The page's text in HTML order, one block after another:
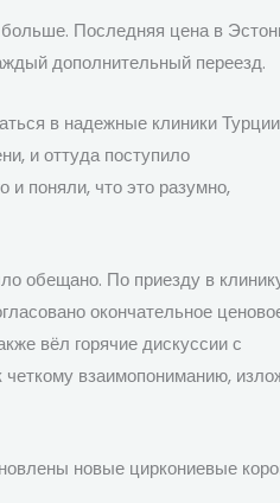
Последняя цена в
дополнительный переезд.
в надежные клиники
и оттуда поступило
и поняли, что это разумно,
обещано. По приезду в
окончательное
вёл горячие дискуссии с
взаимопониманию,
новые циркониевые